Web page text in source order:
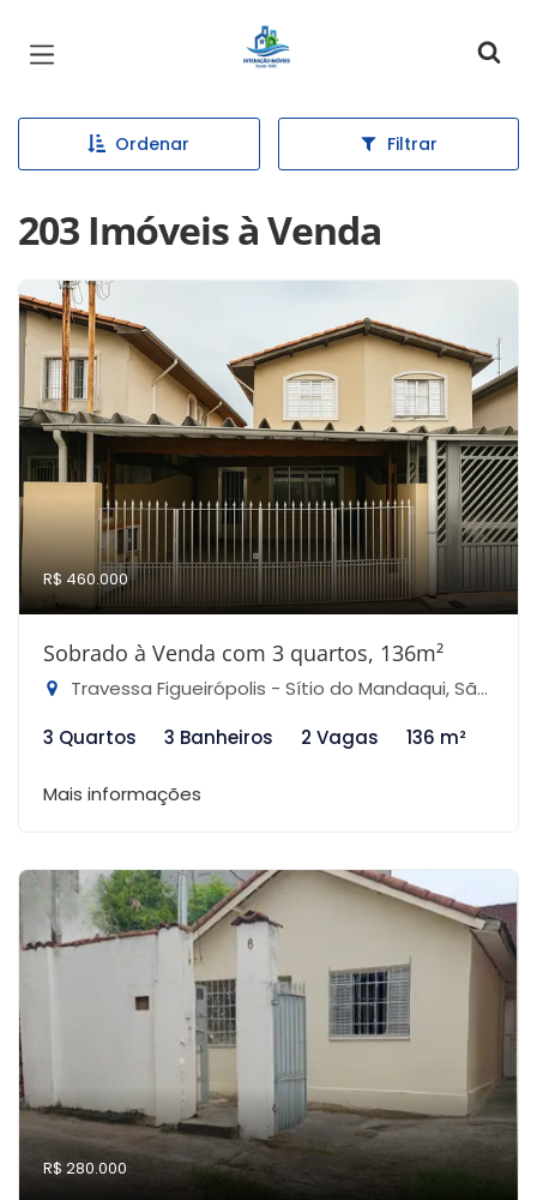
Página inicial
Ordenar Filtrar
203 Imóveis à Venda
R$ 460.000
Sobrado à Venda com 3 quartos, 136m²
Travessa Figueirópolis - Sítio do Mandaqui, São Paulo-SP
3 Quartos
3 Banheiros 2 Vagas 136 m²
Mais informações
R$ 280.000